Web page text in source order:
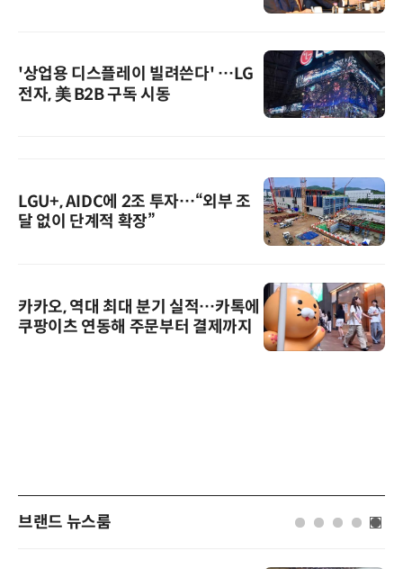
'상업용 디스플레이 빌려쓴다' …LG
전자, 美 B2B 구독 시동
LGU+, AIDC에 2조 투자…“외부 조
달 없이 단계적 확장”
카카오, 역대 최대 분기 실적…카톡에
쿠팡이츠 연동해 주문부터 결제까지
브랜드 뉴스룸